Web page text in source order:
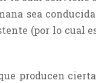
sea
(por lo cual
producen